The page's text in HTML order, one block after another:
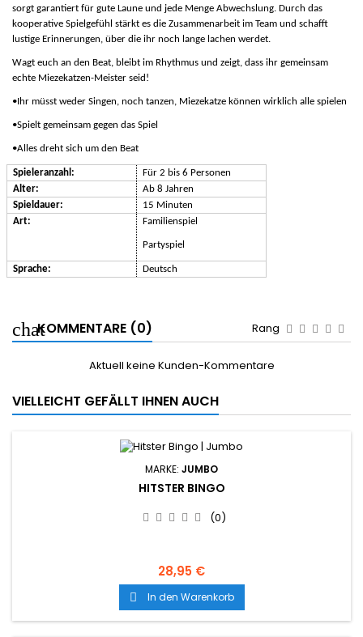
sorgt garantiert für gute Laune und jede Menge Abwechslung. Durch das
kooperative Spielgefühl stärkt es die Zusammenarbeit im Team und schafft
lustige Erinnerungen, über die ihr noch lange lachen werdet.
Wagt euch an den Beat, bleibt im Rhythmus und zeigt, dass ihr gemeinsam
echte Miezekatzen-Meister seid!
• Ihr müsst weder Singen, noch tanzen, Miezekatze können wirklich alle spielen
•Spielt gemeinsam gegen das Spiel
•Alles dreht sich um den Beat
Spieleranzahl:
Für 2 bis 6 Personen
Alter:
Ab 8 Jahren
Spieldauer:
15 Minuten
Art:
Familienspiel
Partyspiel
Sprache: Deutsch
KOMMENTARE (0) Rang
Aktuell keine Kunden-Kommentare
VIELLEICHT GEFÄLLT IHNEN AUCH
MARKE: JUMBO
HITSTER BINGO
(0)
28,95 €
 In den Warenkorb